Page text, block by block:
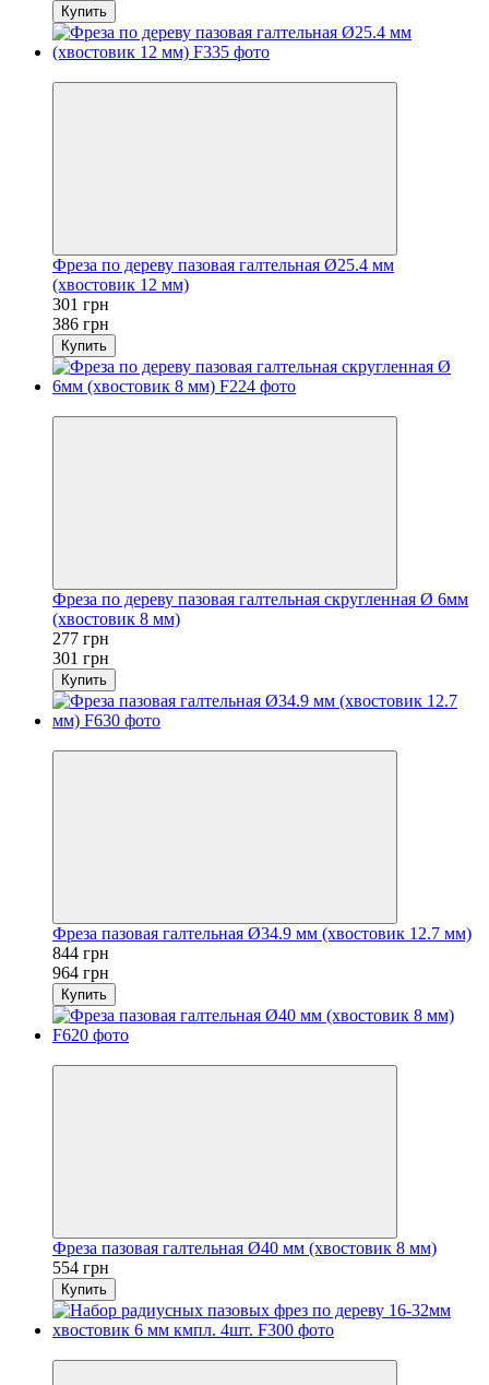
Купить
Фреза по дереву пазовая галтельная Ø25.4 мм
(хвостовик 12 мм)
301 грн
386 грн
Купить
Фреза по дереву пазовая галтельная скругленная Ø 6мм
(хвостовик 8 мм)
277 грн
301 грн
Купить
Фреза пазовая галтельная Ø34.9 мм (хвостовик 12.7 мм)
844 грн
964 грн
Купить
Фреза пазовая галтельная Ø40 мм (хвостовик 8 мм)
554 грн
Купить